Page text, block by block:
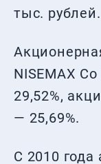
тыс. рублей.
NISEMAX
29,52%,
— 25,69%.
С 2010 года